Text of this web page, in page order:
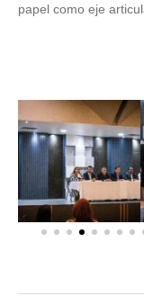
papel como eje